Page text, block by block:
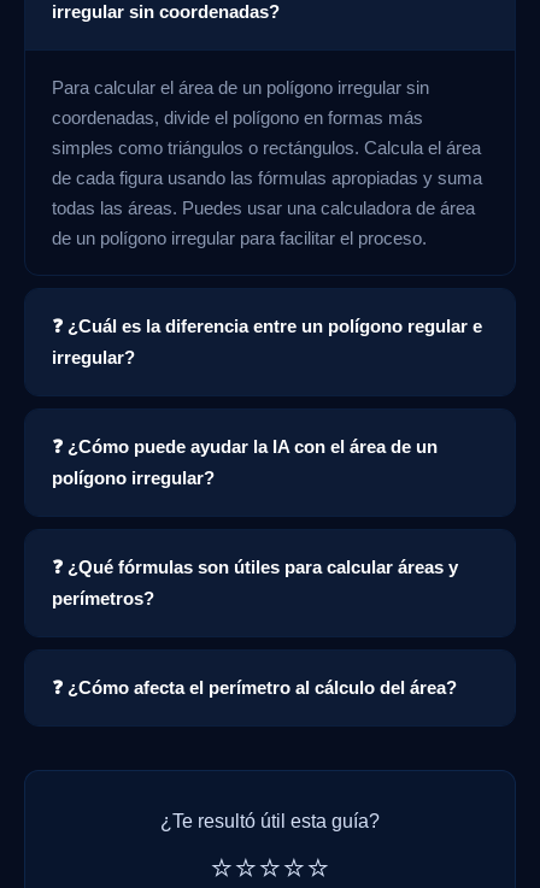
irregular sin coordenadas?
Para calcular el área de un polígono irregular sin
coordenadas, divide el polígono en formas más
simples como triángulos o rectángulos. Calcula el área
de cada figura usando las fórmulas apropiadas y suma
todas las áreas. Puedes usar una calculadora de área
de un polígono irregular para facilitar el proceso.
❓ ¿Cuál es la diferencia entre un polígono regular e
irregular?
❓ ¿Cómo puede ayudar la IA con el área de un
polígono irregular?
❓ ¿Qué fórmulas son útiles para calcular áreas y
perímetros?
❓ ¿Cómo afecta el perímetro al cálculo del área?
¿Te resultó útil esta guía?
⭐⭐⭐⭐⭐